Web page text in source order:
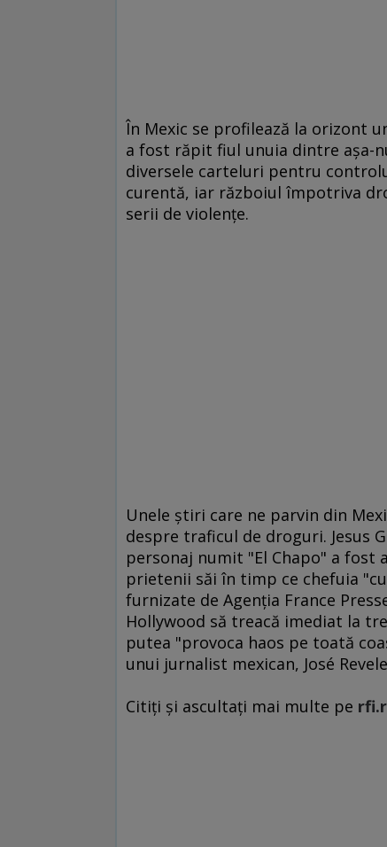
În Mexic se profilează la orizont
a fost răpit fiul unuia dintre aşa-
diversele carteluri pentru
curentă, iar războiul împotriva
serii de violenţe.
Unele ştiri care ne parvin din
despre traficul de droguri. Jesus
personaj numit "El Chapo" a
prietenii săi în timp ce chefuia
furnizate de Agenţia France
Hollywood să treacă imediat la
putea "provoca haos pe toată
unui jurnalist mexican, José
Citiți și ascultați mai multe pe